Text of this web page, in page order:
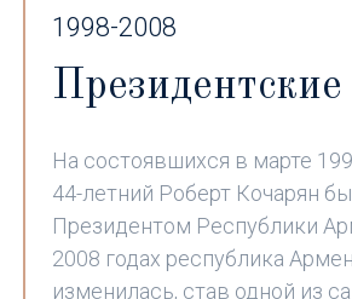
1998-2008
Президентские
На состоявшихся в марте
44-летний Роберт Кочарян
Президентом Республики
2008 годах республика
изменилась, став одной из